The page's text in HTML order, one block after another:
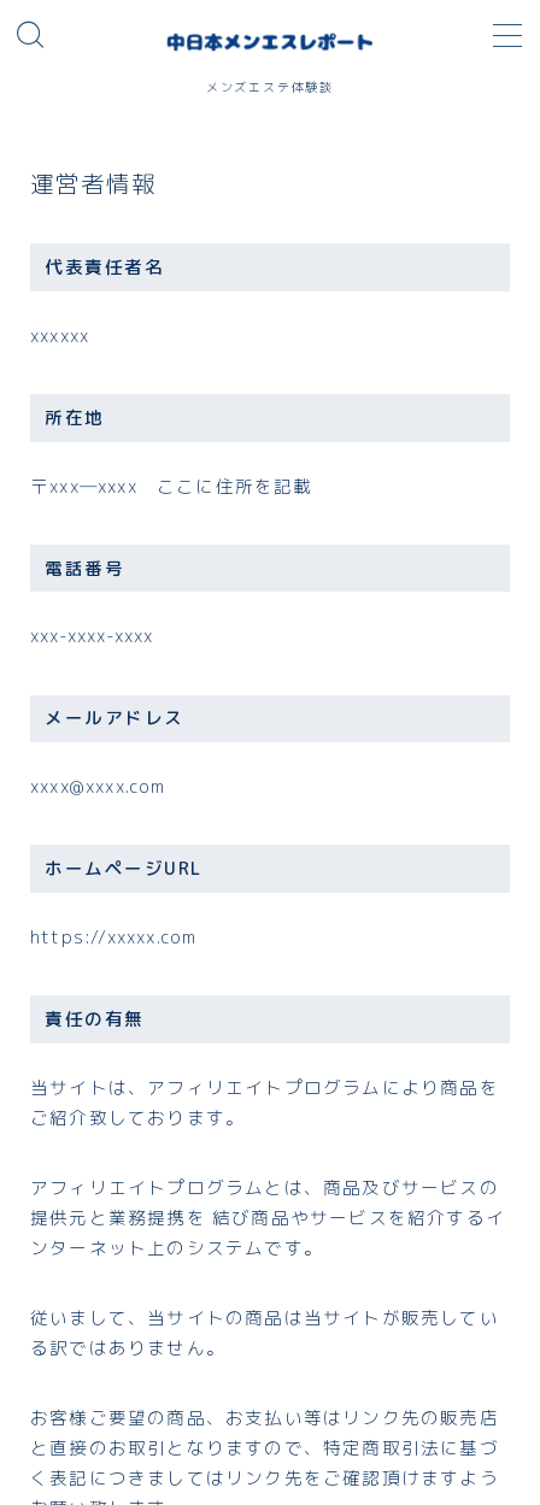
メンズエステ体験談
セラピスト体験談
三重
大阪
コラム
中日本メンエスレポート｜有料会員のご案内
運営者情報
代表責任者名
xxxxxx
所在地
〒xxx―xxxx ここに住所を記載
電話番号
xxx-xxxx-xxxx
メールアドレス
xxxx@xxxx.com
ホームページURL
https://xxxxx.com
責任の有無
当サイトは、アフィリエイトプログラムにより商品を
ご紹介致しております。
アフィリエイトプログラムとは、商品及びサービスの
提供元と業務提携を 結び商品やサービスを紹介するイ
ンターネット上のシステムです。
従いまして、当サイトの商品は当サイトが販売してい
る訳ではありません。
お客様ご要望の商品、お支払い等はリンク先の販売店
と直接のお取引となりますので、特定商取引法に基づ
く表記につきましてはリンク先をご確認頂けますよう